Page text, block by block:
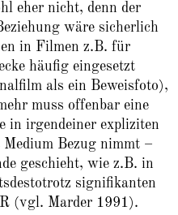
eher nicht, denn der
wäre sicherlich
in Filmen z.B. für
häufig eingesetzt
als ein Beweisfoto),
muss offenbar eine
in irgendeiner expliziten
Medium Bezug nimmt –
geschieht, wie z.B. in
signifikanten
(vgl. Marder 1991).